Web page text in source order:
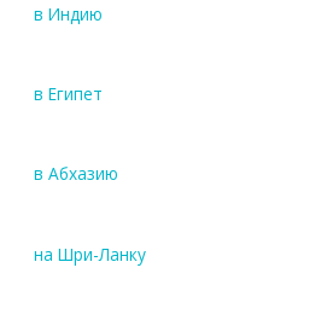
в Индию
в Египет
в Абхазию
на Шри-Ланку